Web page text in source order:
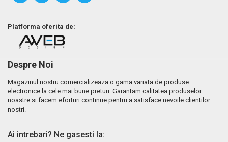
Platforma oferita de:
Despre Noi
Magazinul nostru comercializeaza o gama variata de produse
electronice la cele mai bune preturi. Garantam calitatea produselor
noastre si facem eforturi continue pentru a satisface nevoile clientilor
nostri.
Ai intrebari? Ne gasesti la: